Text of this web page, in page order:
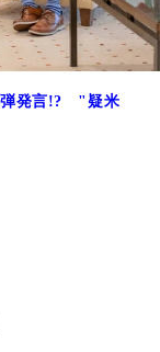
弾発言!? "疑米